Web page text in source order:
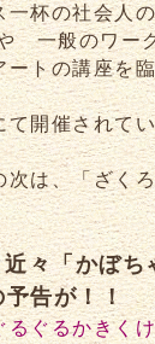
一杯の社会人
一般のワー
トの講座を
て開催されて
次は、「ざく
々「かぼち
告が！！
るぐるかきく